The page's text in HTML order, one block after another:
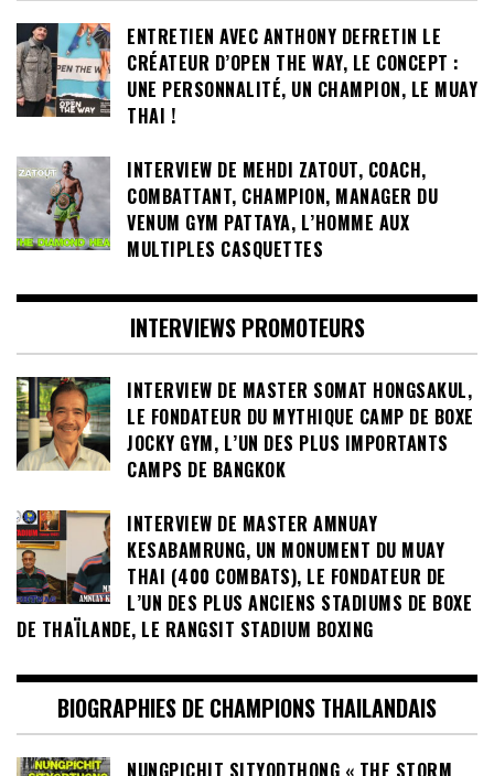
ENTRETIEN AVEC ANTHONY DEFRETIN LE
CRÉATEUR D’OPEN THE WAY, LE CONCEPT :
UNE PERSONNALITÉ, UN CHAMPION, LE MUAY
THAI !
INTERVIEW DE MEHDI ZATOUT, COACH,
COMBATTANT, CHAMPION, MANAGER DU
VENUM GYM PATTAYA, L’HOMME AUX
MULTIPLES CASQUETTES
INTERVIEWS PROMOTEURS
INTERVIEW DE MASTER SOMAT HONGSAKUL,
LE FONDATEUR DU MYTHIQUE CAMP DE BOXE
JOCKY GYM, L’UN DES PLUS IMPORTANTS
CAMPS DE BANGKOK
INTERVIEW DE MASTER AMNUAY
KESABAMRUNG, UN MONUMENT DU MUAY
THAI (400 COMBATS), LE FONDATEUR DE
L’UN DES PLUS ANCIENS STADIUMS DE BOXE
DE THAÏLANDE, LE RANGSIT STADIUM BOXING
BIOGRAPHIES DE CHAMPIONS THAILANDAIS